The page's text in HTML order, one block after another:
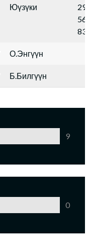
Юүзүки
29',
56',
83'
О.Энгүүн
Б.Билгүүн
9
0